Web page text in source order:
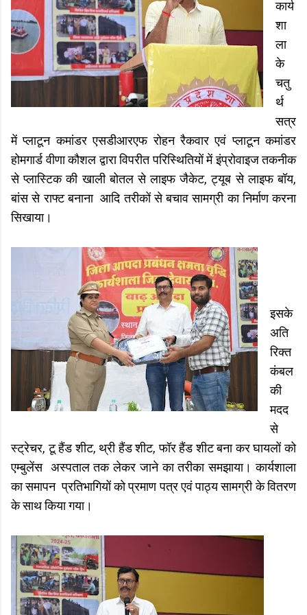
कार्य
शा
ला
के
चतु
र्थ
सत्र
में प्लाटून कमांडर एसडीआरएफ रोहन रैकवार एवं प्लाटून कमांडर
होमगार्ड वीणा कौशल द्वारा विपरीत परिस्थितियों में इंप्रोवाइज तकनीक
से प्लास्टिक की खाली बोतल से लाइफ जैकेट, ट्यूब से लाइफ बॉय,
बांस से राफ्ट बनाना आदि तरीकों से बचाव सामग्री का निर्माण करना
सिखाया।
इसके
अति
रिक्त
कंबल
की
मदद
से
स्ट्रेचर, टू हैंड शीट, थ्री हैंड शीट, फॉर हैंड शीट बना कर घायलों को
एम्बुलेंस अस्पताल तक लेकर जाने का तरीका समझाया। कार्यशाला
का समापन प्रतिभागियों को प्रमाण पत्र एवं पाठ्य सामग्री के वितरण
के साथ किया गया।